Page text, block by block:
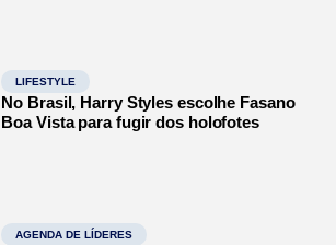
LIFESTYLE
No Brasil, Harry Styles escolhe Fasano
Boa Vista para fugir dos holofotes
AGENDA DE LÍDERES